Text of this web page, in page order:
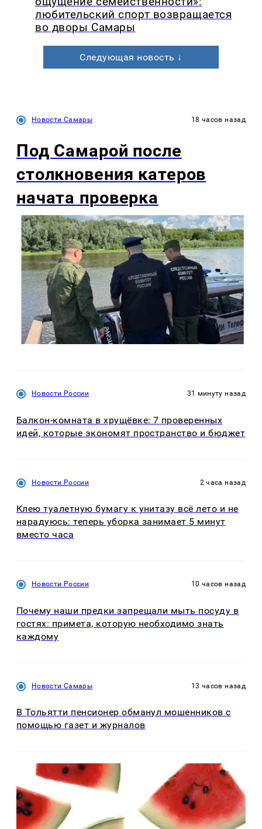
любительский спорт возвращается
во дворы Самары
Следующая новость ↓
Новости Самары 18 часов назад
Под Самарой после
столкновения катеров
начата проверка
Новости России 31 минуту назад
Балкон-комната в хрущёвке: 7 проверенных
идей, которые экономят пространство и бюджет
Новости России 2 часа назад
Клею туалетную бумагу к унитазу всё лето и не
нарадуюсь: теперь уборка занимает 5 минут
вместо часа
Новости России 10 часов назад
Почему наши предки запрещали мыть посуду в
гостях: примета, которую необходимо знать
каждому
Новости Самары 13 часов назад
В Тольятти пенсионер обманул мошенников с
помощью газет и журналов